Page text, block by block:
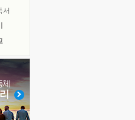
극심한 변비, 어깨결림, 수면 장애
서
링
스
체